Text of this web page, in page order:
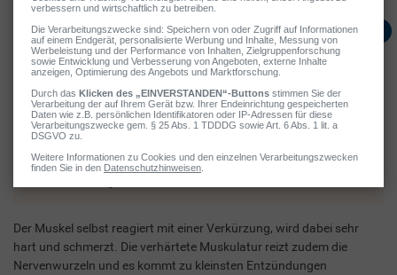
Mögliche Symptome
Verspannter Rücken
Rückenschmerzen
Verhärtete Muskulatur mit tastbaren Knötchen
Einschränkung der Beweglichkeit
Der Muskel selbst reagiert mit einer Verkürzung, wird dabei sehr
hart und schmerzt. Die verhärtete Muskulatur reizt zudem die
Nervenwurzeln und es kommt zu kleinsten Entzündungen